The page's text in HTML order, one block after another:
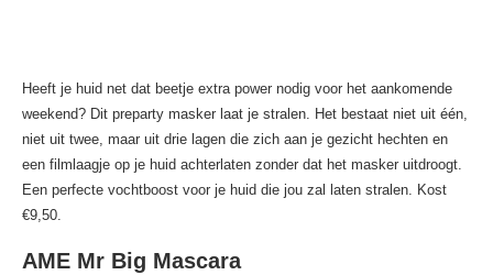
Heeft je huid net dat beetje extra power nodig voor het aankomende
weekend? Dit preparty masker laat je stralen. Het bestaat niet uit één,
niet uit twee, maar uit drie lagen die zich aan je gezicht hechten en
een filmlaagje op je huid achterlaten zonder dat het masker uitdroogt.
Een perfecte vochtboost voor je huid die jou zal laten stralen. Kost
€9,50.
AME Mr Big Mascara